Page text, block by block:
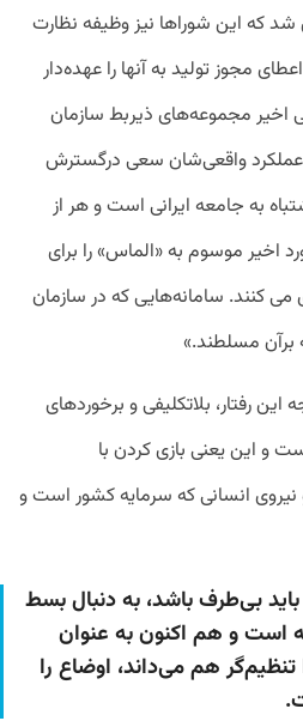
شد که این شوراها نیز وظیفه نظارت
مجوز تولید به آنها را عهده‌دار
مجموعه‌های ذیربط سازمان
عملکرد واقعی‌شان سعی درگسترش
به جامعه ایرانی است و هر از
اخیر موسوم به «الماس» را برای
می کنند. سامانه‌هایی که در سازمان
برآن مسلطند.»
رفتار، بلاتکلیفی و برخوردهای
و این یعنی بازی کردن با
انسانی که سرمایه کشور است و
باید بی‌طرف باشد، به دنبال بسط
است و هم اکنون به عنوان
هم می‌داند، اوضاع را